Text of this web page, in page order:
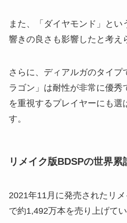
また、「ダイヤモンド」とい
響きの良さも影響したと考え
さらに、ディアルガのタイプ
ラゴン」は耐性が非常に優秀
を重視するプレイヤーにも選
す。
リメイク版BDSPの世界累
2021年11月に発売されたリ
で約1,492万本を売り上げてい